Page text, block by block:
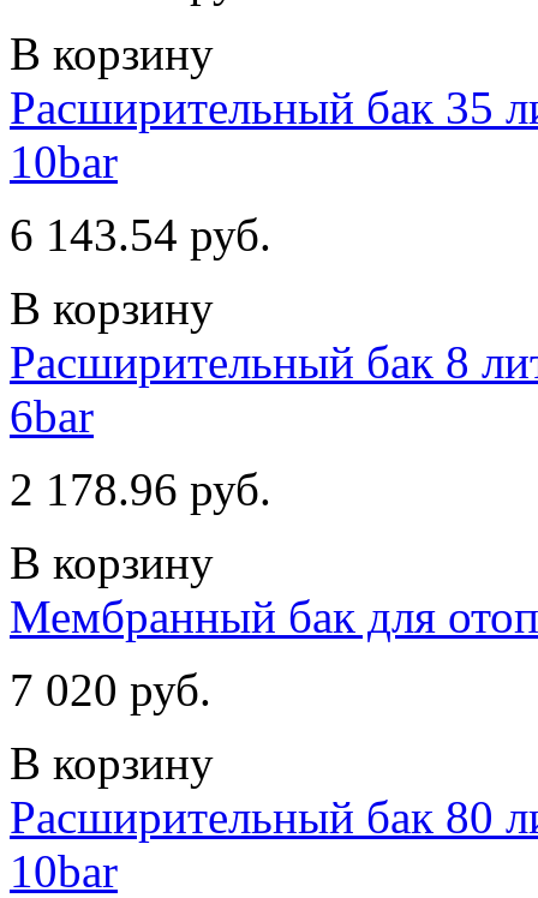
В корзину
Расширительный бак 35
10bar
6 143.54 руб.
В корзину
Расширительный бак 8
6bar
2 178.96 руб.
В корзину
Мембранный бак для
7 020 руб.
В корзину
Расширительный бак 80
10bar